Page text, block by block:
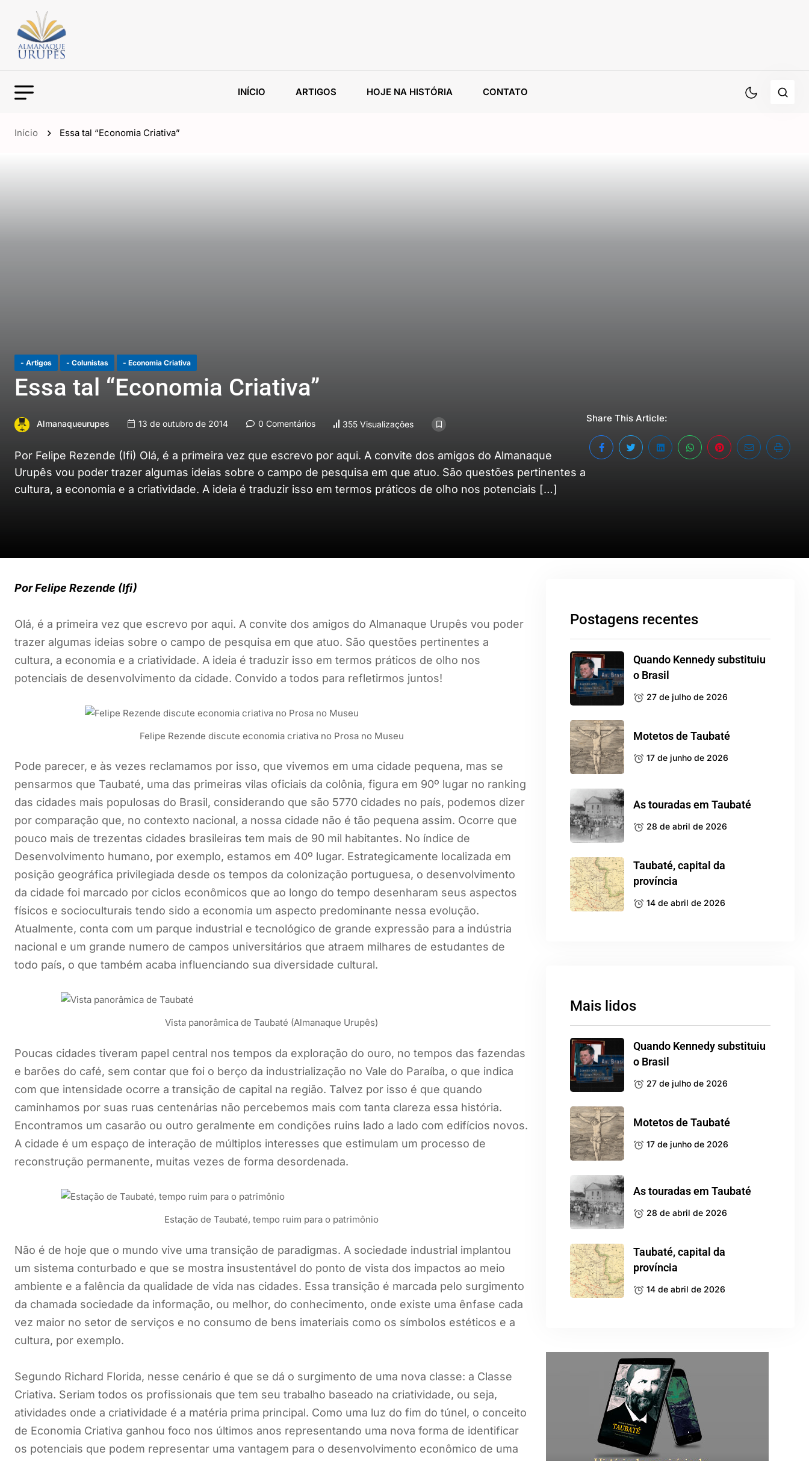
INÍCIO ARTIGOS HOJE NA HISTÓRIA CONTATO
Início Essa tal “Economia Criativa”
- Artigos - Colunistas - Economia Criativa
Essa tal “Economia Criativa”
Almanaqueurupes 13 de outubro de 2014 0 Comentários 355 Visualizações
Por Felipe Rezende (Ifi) Olá, é a primeira vez que escrevo por aqui. A convite dos amigos do Almanaque
Urupês vou poder trazer algumas ideias sobre o campo de pesquisa em que atuo. São questões pertinentes a
cultura, a economia e a criatividade. A ideia é traduzir isso em termos práticos de olho nos potenciais […]
Share This Article:
Por Felipe Rezende (Ifi)
Olá, é a primeira vez que escrevo por aqui. A convite dos amigos do Almanaque Urupês vou poder
trazer algumas ideias sobre o campo de pesquisa em que atuo. São questões pertinentes a
cultura, a economia e a criatividade. A ideia é traduzir isso em termos práticos de olho nos
potenciais de desenvolvimento da cidade. Convido a todos para refletirmos juntos!
Felipe Rezende discute economia criativa no Prosa no Museu
Pode parecer, e às vezes reclamamos por isso, que vivemos em uma cidade pequena, mas se
pensarmos que Taubaté, uma das primeiras vilas oficiais da colônia, figura em 90º lugar no ranking
das cidades mais populosas do Brasil, considerando que são 5770 cidades no país, podemos dizer
por comparação que, no contexto nacional, a nossa cidade não é tão pequena assim. Ocorre que
pouco mais de trezentas cidades brasileiras tem mais de 90 mil habitantes. No índice de
Desenvolvimento humano, por exemplo, estamos em 40º lugar. Estrategicamente localizada em
posição geográfica privilegiada desde os tempos da colonização portuguesa, o desenvolvimento
da cidade foi marcado por ciclos econômicos que ao longo do tempo desenharam seus aspectos
físicos e socioculturais tendo sido a economia um aspecto predominante nessa evolução.
Atualmente, conta com um parque industrial e tecnológico de grande expressão para a indústria
nacional e um grande numero de campos universitários que atraem milhares de estudantes de
todo país, o que também acaba influenciando sua diversidade cultural.
Vista panorâmica de Taubaté (Almanaque Urupês)
Poucas cidades tiveram papel central nos tempos da exploração do ouro, no tempos das fazendas
e barões do café, sem contar que foi o berço da industrialização no Vale do Paraíba, o que indica
com que intensidade ocorre a transição de capital na região. Talvez por isso é que quando
caminhamos por suas ruas centenárias não percebemos mais com tanta clareza essa história.
Encontramos um casarão ou outro geralmente em condições ruins lado a lado com edifícios novos.
A cidade é um espaço de interação de múltiplos interesses que estimulam um processo de
reconstrução permanente, muitas vezes de forma desordenada.
Estação de Taubaté, tempo ruim para o patrimônio
Não é de hoje que o mundo vive uma transição de paradigmas. A sociedade industrial implantou
um sistema conturbado e que se mostra insustentável do ponto de vista dos impactos ao meio
ambiente e a falência da qualidade de vida nas cidades. Essa transição é marcada pelo surgimento
da chamada sociedade da informação, ou melhor, do conhecimento, onde existe uma ênfase cada
vez maior no setor de serviços e no consumo de bens imateriais como os símbolos estéticos e a
cultura, por exemplo.
Segundo Richard Florida, nesse cenário é que se dá o surgimento de uma nova classe: a Classe
Criativa. Seriam todos os profissionais que tem seu trabalho baseado na criatividade, ou seja,
atividades onde a criatividade é a matéria prima principal. Como uma luz do fim do túnel, o conceito
de Economia Criativa ganhou foco nos últimos anos representando uma nova forma de identificar
os potenciais que podem representar uma vantagem para o desenvolvimento econômico de uma
Postagens recentes
Quando Kennedy substituiu
o Brasil
27 de julho de 2026
Motetos de Taubaté
17 de junho de 2026
As touradas em Taubaté
28 de abril de 2026
Taubaté, capital da
província
14 de abril de 2026
Mais lidos
Quando Kennedy substituiu
o Brasil
27 de julho de 2026
Motetos de Taubaté
17 de junho de 2026
As touradas em Taubaté
28 de abril de 2026
Taubaté, capital da
província
14 de abril de 2026